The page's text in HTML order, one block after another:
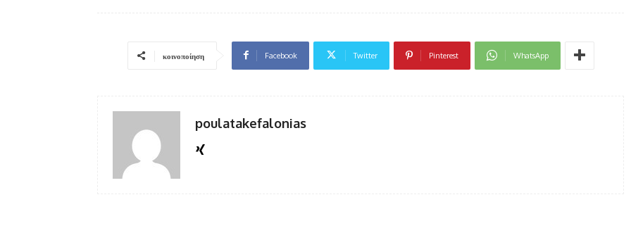
κοινοποίηση Facebook Twitter Pinterest WhatsApp
poulatakefalonias